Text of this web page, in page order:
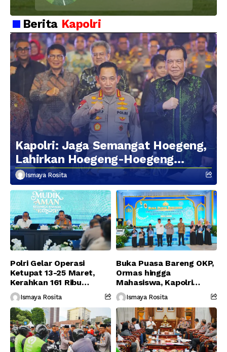
Kebersamaan Personel
Berita Kapolri
Kapolri: Jaga Semangat Hoegeng,
Lahirkan Hoegeng-Hoegeng
Berikutnya
Ismaya Rosita
Polri Gelar Operasi
Ketupat 13-25 Maret,
Kerahkan 161 Ribu
Personel Gabungan
Ismaya Rosita
Buka Puasa Bareng OKP,
Ormas hingga
Mahasiswa, Kapolri
Serukan Jaga
Persatuan-Dukung
Program Pemerintah
Ismaya Rosita